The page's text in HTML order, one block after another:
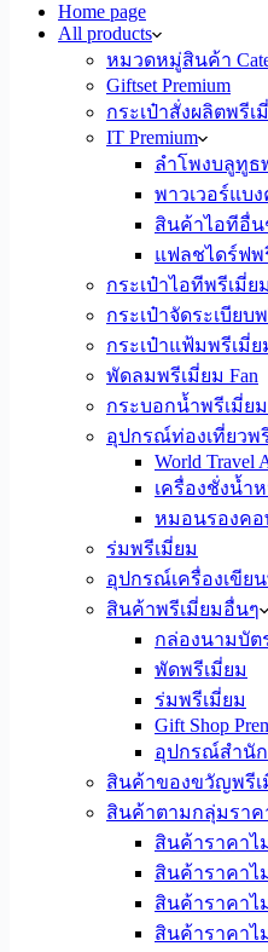
Home page
All products
หมวดหมู่สินค้า
Giftset Premium
กระเป๋าสั่งผลิตพรีเมี่
IT Premium
ลำโพงบลูทูธพ
พาวเวอร์แบง
สินค้าไอทีอื่น
แฟลชไดร์ฟพ
กระเป๋าไอทีพรีเมี่ย
กระเป๋าจัดระเบียบ
กระเป๋าแฟ้มพรีเมี่ย
พัดลมพรีเมี่ยม Fan
กระบอกน้ำพรีเมี่ยม
อุปกรณ์ท่องเที่ยวพ
World Travel
เครื่องชั่งน้ำ
หมอนรองคอ
ร่มพรีเมี่ยม
อุปกรณ์เครื่องเขีย
สินค้าพรีเมี่ยมอื่นๆ
กล่องนามบัต
พัดพรีเมี่ยม
ร่มพรีเมี่ยม
Gift Shop
อุปกรณ์สำนัก
สินค้าของขวัญพรีเ
สินค้าตามกลุ่มราค
สินค้าราคาไ
สินค้าราคาไ
สินค้าราคาไ
สินค้าราคาไ